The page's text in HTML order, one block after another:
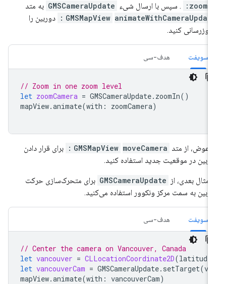
. سپس با ارسال شیء GMSCameraUpdate به متد
GMSMapView
دوربین را
کنید.
سویفت هدف-سی
// Zoom in one zoom level
let zoomCamera = GMSCameraUpdate.zoomIn
mapView.animate(with: zoomCamera
عوض، از متد GMSMapView moveCamera:
برای قرار دادن
در موقعیت جدید استفاده کنید.
مثال بعدی، از GMSCameraUpdate برای متحرک‌سازی حرکت
به سمت مرکز ونکوور استفاده می‌کنید.
سویفت هدف-سی
// Center the camera on Vancouver, Canada
let vancouver = CLLocationCoordinate2D(latitude
let vancouverCam = GMSCameraUpdate.setTarget
mapView.animate(with: vancouverCam